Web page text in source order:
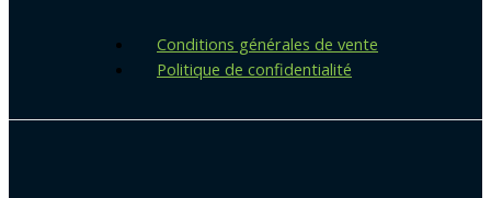
Conditions générales de vente
Politique de confidentialité